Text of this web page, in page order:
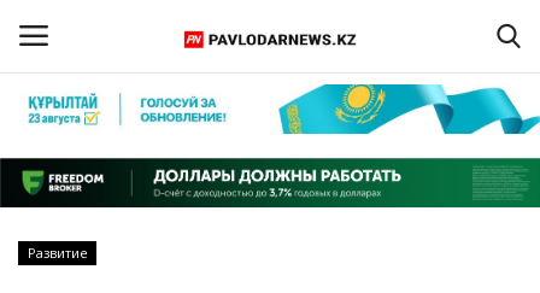
Регистрация
Главная
Развитие